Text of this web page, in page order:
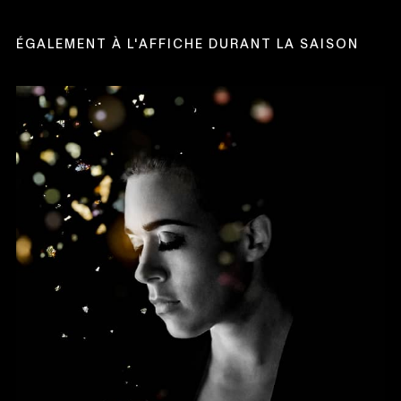
FENÊTRE
ÉGALEMENT À L'AFFICHE DURANT LA SAISON